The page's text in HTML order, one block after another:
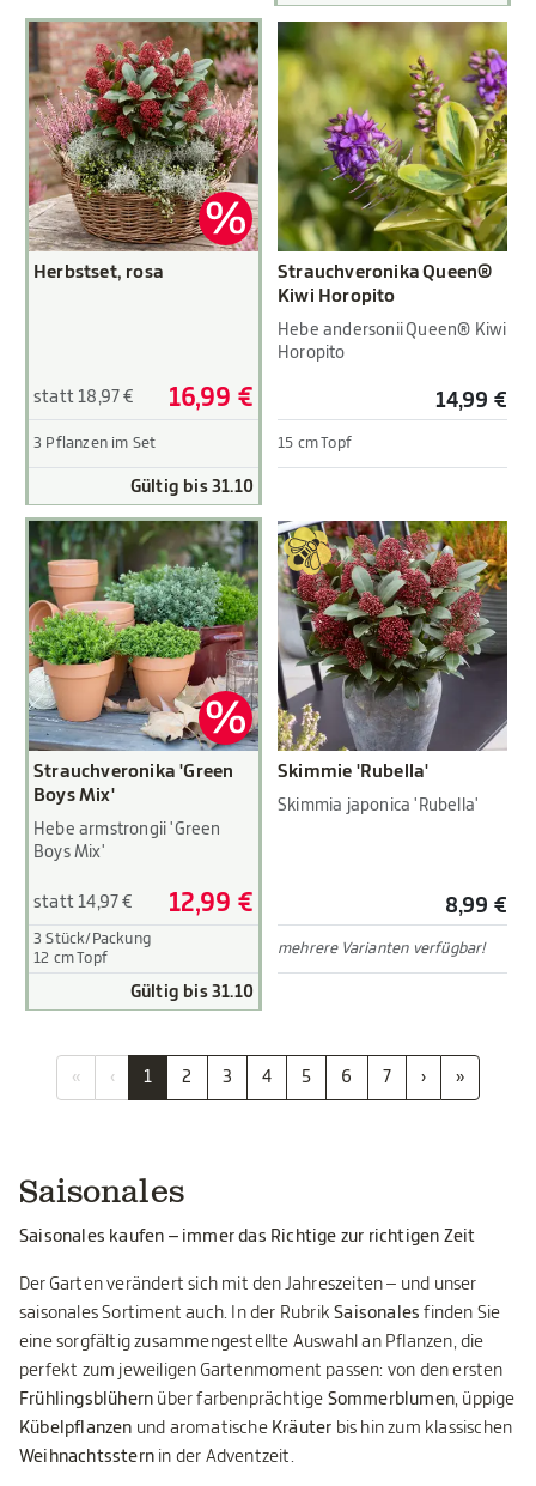
Herbstset, rosa
statt 18,97 € 16,99 €
3 Pflanzen im Set
Gültig bis 31.10
Strauchveronika Queen®
Kiwi Horopito
Hebe andersonii Queen® Kiwi
Horopito
14,99 €
15 cm Topf
Strauchveronika 'Green
Boys Mix'
Hebe armstrongii 'Green
Boys Mix'
statt 14,97 € 12,99 €
3 Stück/Packung
12 cm Topf
Gültig bis 31.10
Skimmie 'Rubella'
Skimmia japonica 'Rubella'
8,99 €
mehrere Varianten verfügbar!
« ‹ 1 2 3 4 5 6 7 › »
Saisonales
Saisonales kaufen – immer das Richtige zur richtigen Zeit
Der Garten verändert sich mit den Jahreszeiten – und unser
saisonales Sortiment auch. In der RubrikSaisonales finden Sie
eine sorgfältig zusammengestellte Auswahl an Pflanzen, die
perfekt zum jeweiligen Gartenmoment passen: von den ersten
Frühlingsblühern über farbenprächtige Sommerblumen, üppige
Kübelpflanzen und aromatische Kräuter bis hin zum klassischen
Weihnachtsstern in der Adventzeit.